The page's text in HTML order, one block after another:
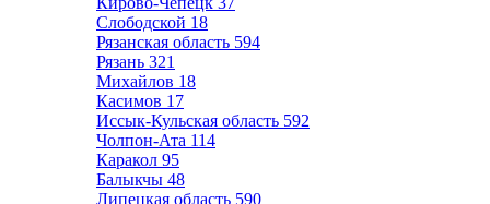
Слободской 18
Рязанская область 594
Рязань 321
Михайлов 18
Касимов 17
Иссык-Кульская область 592
Чолпон-Ата 114
Каракол 95
Балыкчы 48
Липецкая область 590